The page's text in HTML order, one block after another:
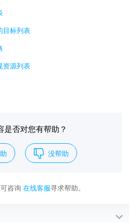
目标列表
资源列表
是否对您有帮助？
没帮助
咨询 在线客服寻求帮助。